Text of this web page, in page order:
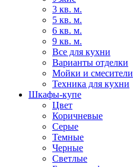
3 кв. м.
5 кв. м.
6 кв. м.
9 кв. м.
Все для кухни
Варианты отделки
Мойки и смесители
Техника для кухни
Шкафы-купе
Цвет
Коричневые
Серые
Темные
Черные
Светлые